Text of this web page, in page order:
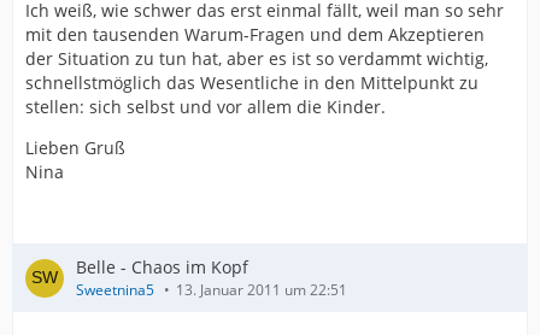
Ich weiß, wie schwer das erst einmal fällt, weil man so sehr
mit den tausenden Warum-Fragen und dem Akzeptieren
der Situation zu tun hat, aber es ist so verdammt wichtig,
schnellstmöglich das Wesentliche in den Mittelpunkt zu
stellen: sich selbst und vor allem die Kinder.
Lieben Gruß
Nina
Belle - Chaos im Kopf
Sweetnina5 13. Januar 2011 um 22:51